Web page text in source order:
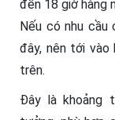
đến 18 giờ hàng
Nếu có nhu cầu
đây, nên tới vào
trên.
Đây là khoảng